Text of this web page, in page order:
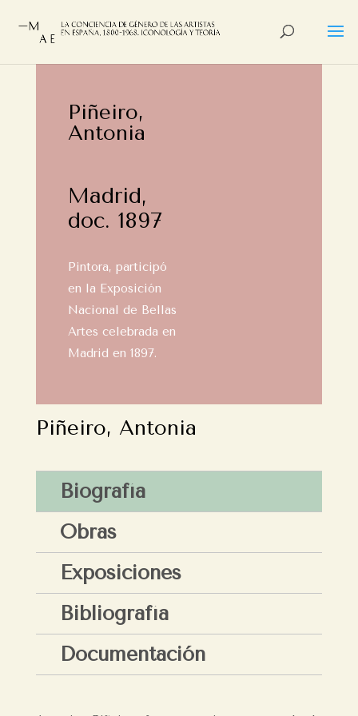
Piñeiro,
Antonia
Madrid,
doc. 1897
Pintora, participó
en la Exposición
Nacional de Bellas
Artes celebrada en
Madrid en 1897.
Piñeiro, Antonia
Biografía
Obras
Exposiciones
Bibliografía
Documentación